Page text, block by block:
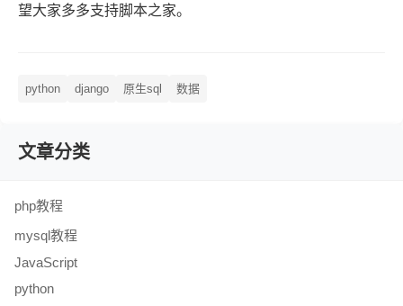
望大家多多支持脚本之家。
python django 原生sql 数据
文章分类
php教程
mysql教程
JavaScript
python